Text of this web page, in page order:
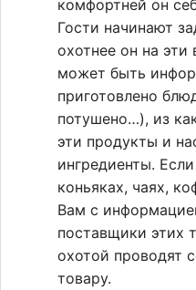
комфортней он
Гости начинают
охотнее он на эти
может быть
приготовлено
потушено…), из
эти продукты и
ингредиенты.
коньяках, чаях,
Вам с
поставщики этих
охотой проводят
товару.